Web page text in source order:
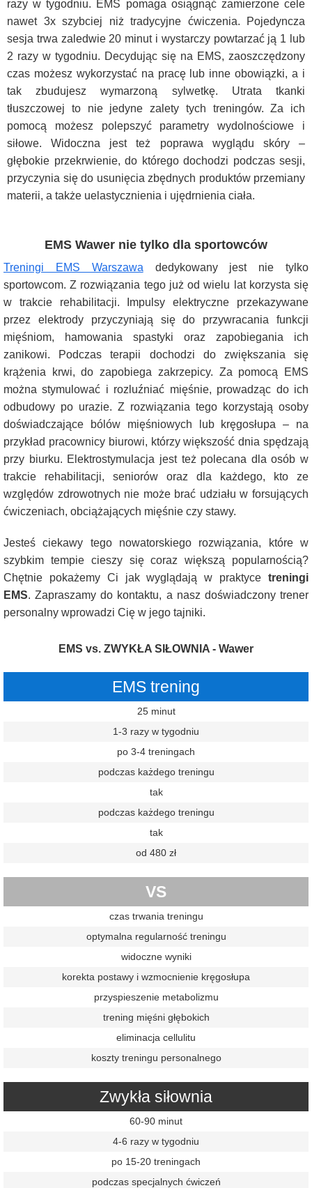
razy w tygodniu. EMS pomaga osiągnąć zamierzone cele
nawet 3x szybciej niż tradycyjne ćwiczenia. Pojedyncza
sesja trwa zaledwie 20 minut i wystarczy powtarzać ją 1 lub
2 razy w tygodniu. Decydując się na EMS, zaoszczędzony
czas możesz wykorzystać na pracę lub inne obowiązki, a i
tak zbudujesz wymarzoną sylwetkę. Utrata tkanki
tłuszczowej to nie jedyne zalety tych treningów. Za ich
pomocą możesz polepszyć parametry wydolnościowe i
siłowe. Widoczna jest też poprawa wyglądu skóry –
głębokie przekrwienie, do którego dochodzi podczas sesji,
przyczynia się do usunięcia zbędnych produktów przemiany
materii, a także uelastycznienia i ujędrnienia ciała.
EMS Wawer nie tylko dla sportowców
Treningi EMS Warszawa dedykowany jest nie tylko
sportowcom. Z rozwiązania tego już od wielu lat korzysta się
w trakcie rehabilitacji. Impulsy elektryczne przekazywane
przez elektrody przyczyniają się do przywracania funkcji
mięśniom, hamowania spastyki oraz zapobiegania ich
zanikowi. Podczas terapii dochodzi do zwiększania się
krążenia krwi, do zapobiega zakrzepicy. Za pomocą EMS
można stymulować i rozluźniać mięśnie, prowadząc do ich
odbudowy po urazie. Z rozwiązania tego korzystają osoby
doświadczające bólów mięśniowych lub kręgosłupa – na
przykład pracownicy biurowi, którzy większość dnia spędzają
przy biurku. Elektrostymulacja jest też polecana dla osób w
trakcie rehabilitacji, seniorów oraz dla każdego, kto ze
względów zdrowotnych nie może brać udziału w forsujących
ćwiczeniach, obciążających mięśnie czy stawy.
Jesteś ciekawy tego nowatorskiego rozwiązania, które w
szybkim tempie cieszy się coraz większą popularnością?
Chętnie pokażemy Ci jak wyglądają w praktyce treningi
EMS. Zapraszamy do kontaktu, a nasz doświadczony trener
personalny wprowadzi Cię w jego tajniki.
EMS vs. ZWYKŁA SIŁOWNIA - Wawer
EMS trening
25 minut
1-3 razy w tygodniu
po 3-4 treningach
podczas każdego treningu
tak
podczas każdego treningu
tak
od 480 zł
VS
czas trwania treningu
optymalna regularność treningu
widoczne wyniki
korekta postawy i wzmocnienie kręgosłupa
przyspieszenie metabolizmu
trening mięśni głębokich
eliminacja cellulitu
koszty treningu personalnego
Zwykła siłownia
60-90 minut
4-6 razy w tygodniu
po 15-20 treningach
podczas specjalnych ćwiczeń